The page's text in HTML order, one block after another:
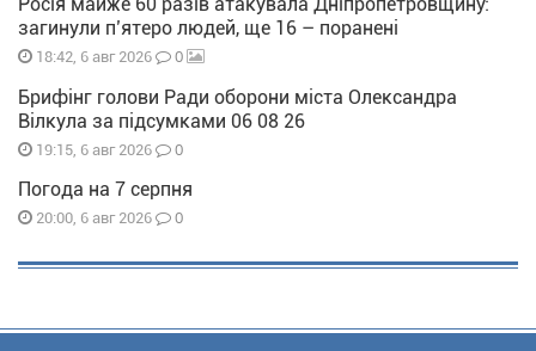
Росія майже 60 разів атакувала Дніпропетровщину:
загинули п’ятеро людей, ще 16 – поранені
18:42, 6 авг 2026 0
Брифінг голови Ради оборони міста Олександра
Вілкула за підсумками 06 08 26
19:15, 6 авг 2026 0
Погода на 7 серпня
20:00, 6 авг 2026 0